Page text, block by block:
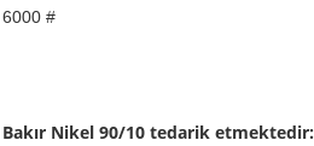
6000 #
Nikel 90/10 tedarik etmektedir: